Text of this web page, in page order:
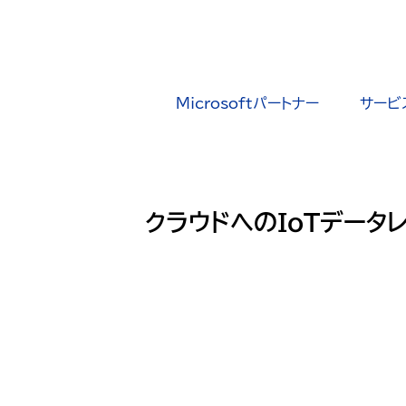
Microsoftパートナー サービ
クラウドへのIoTデータ